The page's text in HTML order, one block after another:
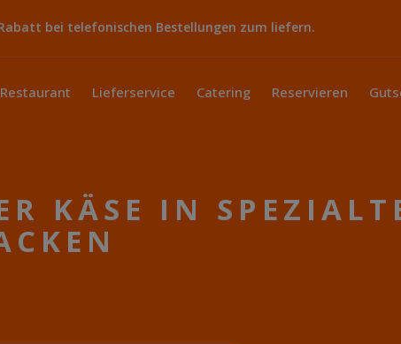
bei telefonischen Bestellungen zum liefern.
Restaurant Lieferservice Catering Reservieren
KÄSE IN